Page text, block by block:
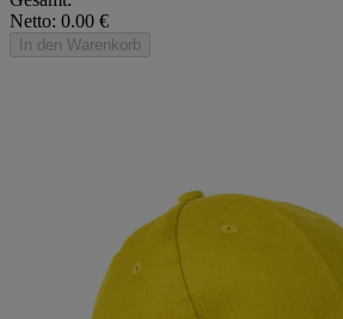
Netto: 0.00 €
In den Warenkorb